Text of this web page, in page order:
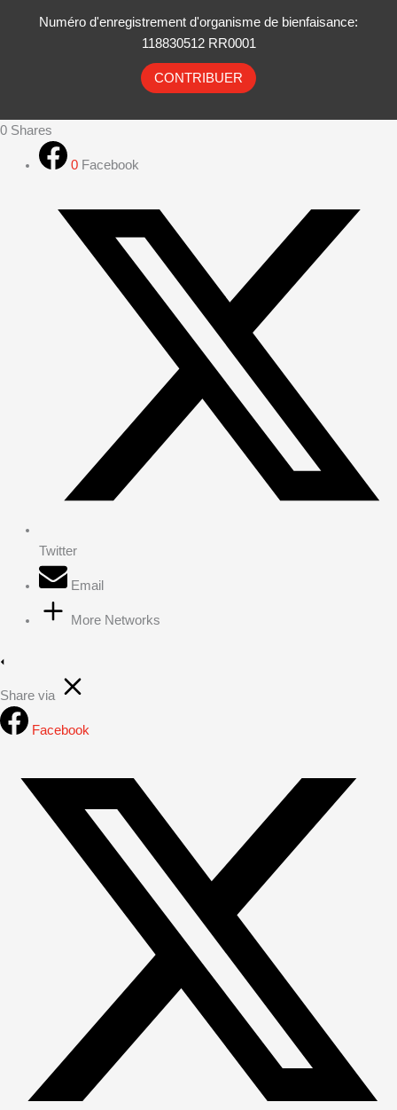
Numéro d'enregistrement d'organisme de bienfaisance:
118830512 RR0001
CONTRIBUER
0 Shares
0 Facebook
Twitter
Email
More Networks
Share via
Facebook